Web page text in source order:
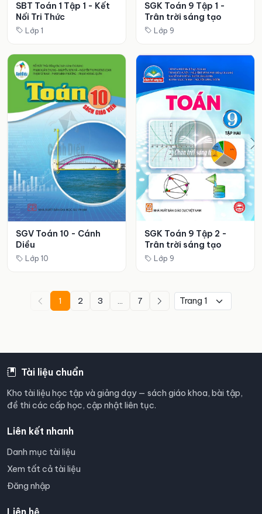
SBT Toán 1 Tập 1 - Kết
Nối Tri Thức
Lớp 1
SGK Toán 9 Tập 1 -
Trân trời sáng tạo
Lớp 9
SGV Toán 10 - Cánh
Diều
Lớp 10
SGK Toán 9 Tập 2 -
Trân trời sáng tạo
Lớp 9
1 2 3 ... 7
Tài liệu chuẩn
Kho tài liệu học tập và giảng dạy — sách giáo khoa, bài tập,
đề thi các cấp học, cập nhật liên tục.
Liên kết nhanh
Danh mục tài liệu
Xem tất cả tài liệu
Đăng nhập